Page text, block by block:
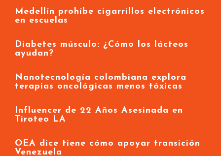
Ver Canal Caracol en vivo desde
cualquier país (Guía 2026)
Medellín prohíbe cigarrillos electrónicos
en escuelas
Diabetes músculo: ¿Cómo los lácteos
ayudan?
Nanotecnología colombiana explora
terapias oncológicas menos tóxicas
Influencer de 22 Años Asesinada en
Tiroteo LA